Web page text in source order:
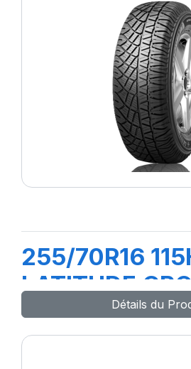
255/70R16
LATITUDE
Détails du